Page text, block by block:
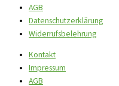
AGB
Datenschutzerklärung
Widerrufsbelehrung
Kontakt
Impressum
AGB